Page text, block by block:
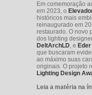
Em comemoração
em 2023, o
históricos mais
reinaugurado em
restaurado. O novo
dos lighting
DeltArchLD, e
que buscaram
ao máximo suas
originais. O projeto
Lighting Design
Leia a matéria na